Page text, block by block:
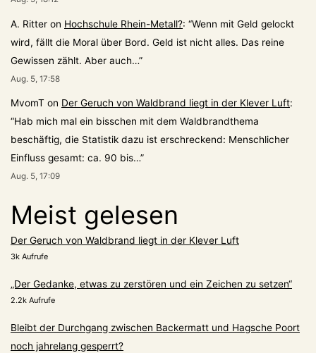
A. Ritter on Hochschule Rhein-Metall?: “Wenn mit Geld gelockt
wird, fällt die Moral über Bord. Geld ist nicht alles. Das reine
Gewissen zählt. Aber auch…”
Aug. 5, 17:58
MvomT on Der Geruch von Waldbrand liegt in der Klever Luft:
“Hab mich mal ein bisschen mit dem Waldbrandthema
beschäftig, die Statistik dazu ist erschreckend: Menschlicher
Einfluss gesamt: ca. 90 bis…”
Aug. 5, 17:09
Meist gelesen
Der Geruch von Waldbrand liegt in der Klever Luft
3k Aufrufe
„Der Gedanke, etwas zu zerstören und ein Zeichen zu setzen“
2.2k Aufrufe
Bleibt der Durchgang zwischen Backermatt und Hagsche Poort
noch jahrelang gesperrt?